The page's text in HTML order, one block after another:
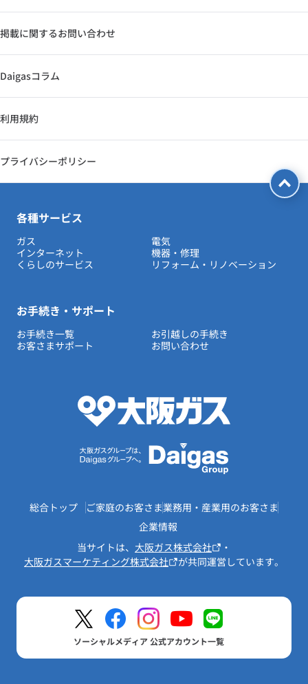
掲載に関するお問い合わせ
Daigasコラム
利用規約
プライバシーポリシー
各種サービス
ガス
電気
インターネット
機器・修理
くらしのサービス
リフォーム・リノベーション
お手続き・サポート
お手続き一覧
お引越しの手続き
お客さまサポート
お問い合わせ
総合トップ ご家庭のお客さま業務用・産業用のお客さま
企業情報
当サイトは、 大阪ガス株式会社
・
大阪ガスマーケティング株式会社
が共同運営しています。
ソーシャルメディア 公式アカウント一覧